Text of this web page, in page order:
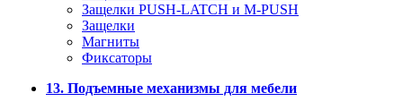
Защелки PUSH-LATCH и M-PUSH
Защелки
Магниты
Фиксаторы
13. Подъемные механизмы для мебели